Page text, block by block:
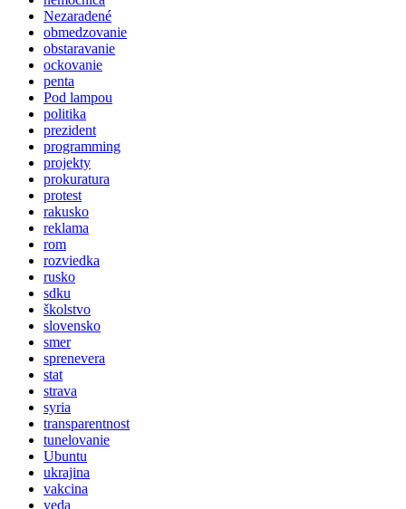
Nezaradené
obmedzovanie
obstaravanie
ockovanie
penta
Pod lampou
politika
prezident
programming
projekty
prokuratura
protest
rakusko
reklama
rom
rozviedka
rusko
sdku
školstvo
slovensko
smer
sprenevera
stat
strava
syria
transparentnost
tunelovanie
Ubuntu
ukrajina
vakcina
veda